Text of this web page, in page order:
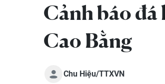
Cảnh báo đá
Cao Bằng
Chu Hiệu/TTXVN